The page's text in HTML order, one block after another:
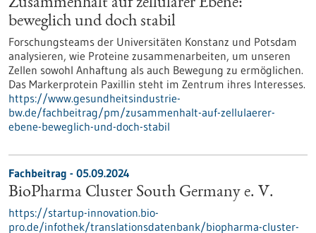
Zusammenhalt auf zellulärer Ebene:
beweglich und doch stabil
Forschungsteams der Universitäten Konstanz und Potsdam
analysieren, wie Proteine zusammenarbeiten, um unseren
Zellen sowohl Anhaftung als auch Bewegung zu ermöglichen.
Das Markerprotein Paxillin steht im Zentrum ihres Interesses.
https://www.gesundheitsindustrie-
bw.de/fachbeitrag/pm/zusammenhalt-auf-zellulaerer-
ebene-beweglich-und-doch-stabil
Fachbeitrag - 05.09.2024
BioPharma Cluster South Germany e. V.
https://startup-innovation.bio-
pro.de/infothek/translationsdatenbank/biopharma-cluster-